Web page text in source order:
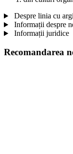
Despre linia cu
Informații despre
Informații juridice
Recomandarea